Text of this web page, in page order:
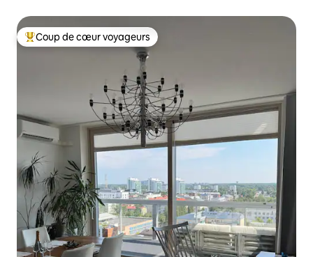
Coups de cœur voyageurs les plus appréciés
Coup de cœur voyageurs